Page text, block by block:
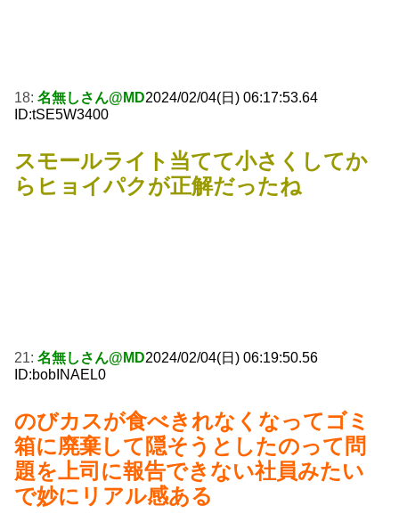
18: 名無しさん@MD2024/02/04(日) 06:17:53.64
ID:tSE5W3400
スモールライト当てて小さくしてか
らヒョイパクが正解だったね
21: 名無しさん@MD2024/02/04(日) 06:19:50.56
ID:bobINAEL0
のびカスが食べきれなくなってゴミ
箱に廃棄して隠そうとしたのって問
題を上司に報告できない社員みたい
で妙にリアル感ある